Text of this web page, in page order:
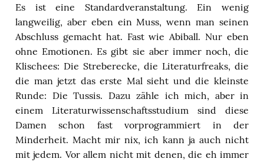
Es ist eine Standardveranstaltung. Ein wenig
langweilig, aber eben ein Muss, wenn man seinen
Abschluss gemacht hat. Fast wie Abiball. Nur eben
ohne Emotionen. Es gibt sie aber immer noch, die
Klischees: Die Streberecke, die Literaturfreaks, die
die man jetzt das erste Mal sieht und die kleinste
Runde: Die Tussis. Dazu zähle ich mich, aber in
einem Literaturwissenschaftsstudium sind diese
Damen schon fast vorprogrammiert in der
Minderheit. Macht mir nix, ich kann ja auch nicht
mit jedem. Vor allem nicht mit denen, die eh immer